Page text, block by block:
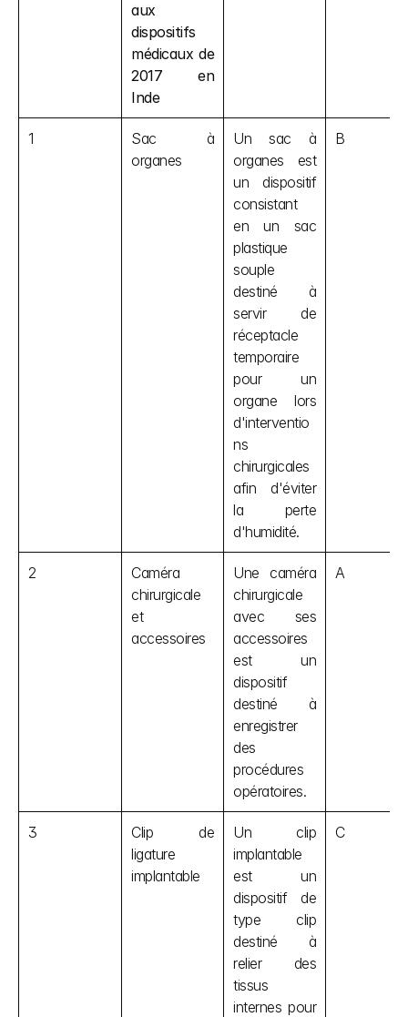
aux
dispositifs
médicaux de
2017 en
Inde
1
Sac à
organes
Un sac à
organes est
un dispositif
consistant
en un sac
plastique
souple
destiné à
servir de
réceptacle
temporaire
pour un
organe lors
d'interventio
ns
chirurgicales
afin d'éviter
la perte
d'humidité.
B
2
Caméra
chirurgicale
et
accessoires
Une caméra
chirurgicale
avec ses
accessoires
est un
dispositif
destiné à
enregistrer
des
procédures
opératoires.
A
3
Clip de
ligature
implantable
Un clip
implantable
est un
dispositif de
type clip
destiné à
relier des
tissus
internes pour
C